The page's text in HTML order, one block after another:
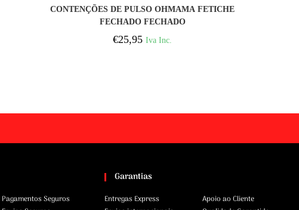
CONTENÇÕES DE PULSO OHMAMA FETICHE
FECHADO FECHADO
€25,95 Iva Inc.
Pagamentos Seguros
Garantias
Entregas Express
Apoio ao Cliente